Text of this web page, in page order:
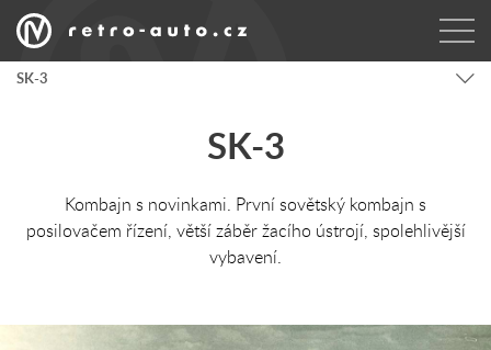
SK-3
SK-3
Kombajn s novinkami. První sovětský kombajn s
posilovačem řízení, větší záběr žacího ústrojí, spolehlivější
vybavení.